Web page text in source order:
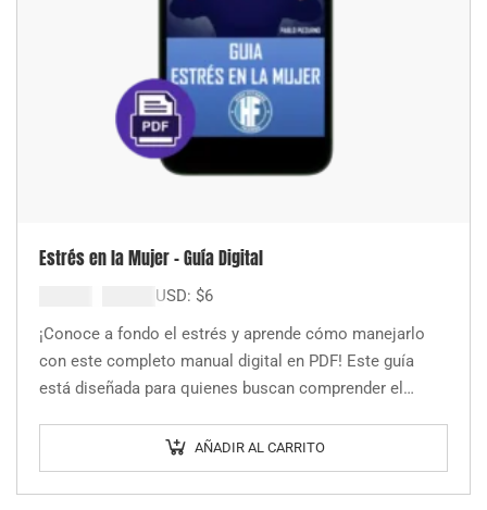
Estrés en la Mujer – Guía Digital
precio
original
era:
$9.000.
El
precio
$6.000.
USD: $6
¡Conoce a fondo el estrés y aprende cómo manejarlo
con este completo manual digital en PDF! Este guía
está diseñada para quienes buscan comprender el
AÑADIR AL CARRITO